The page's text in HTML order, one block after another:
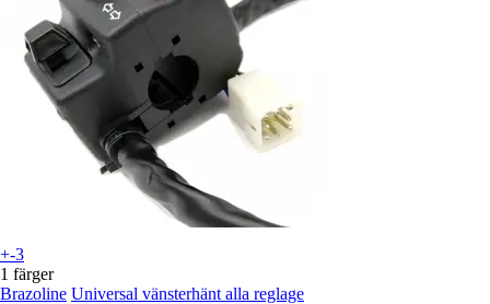
+-3
1 färger
Brazoline Universal vänsterhänt alla reglage